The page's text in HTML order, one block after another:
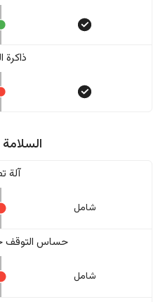
ذاكرة
السلامة
آلة
شامل
حساس التوقف
شامل